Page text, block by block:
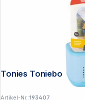
Artikel-Nr.:193407